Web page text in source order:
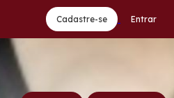
Cadastre-se Entrar